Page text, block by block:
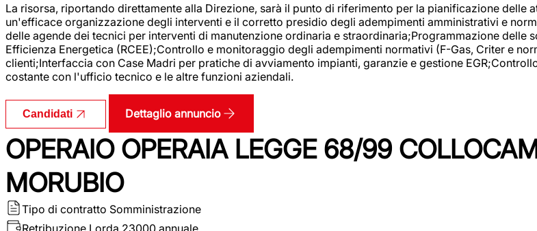
La risorsa, riportando direttamente alla Direzione, sarà il punto di riferimento per la pianificazione
un'efficace organizzazione degli interventi e il corretto presidio degli adempimenti amministrativi e
delle agende dei tecnici per interventi di manutenzione ordinaria e straordinaria;Programmazione
Efficienza Energetica (RCEE);Controllo e monitoraggio degli adempimenti normativi (F-Gas, Criter e
clienti;Interfaccia con Case Madri per pratiche di avviamento impianti, garanzie e gestione
costante con l'ufficio tecnico e le altre funzioni aziendali.
Candidati Dettaglio annuncio
OPERAIO OPERAIA LEGGE 68/99
MORUBIO
Tipo di contratto Somministrazione
Retribuzione Lorda 23000 annuale